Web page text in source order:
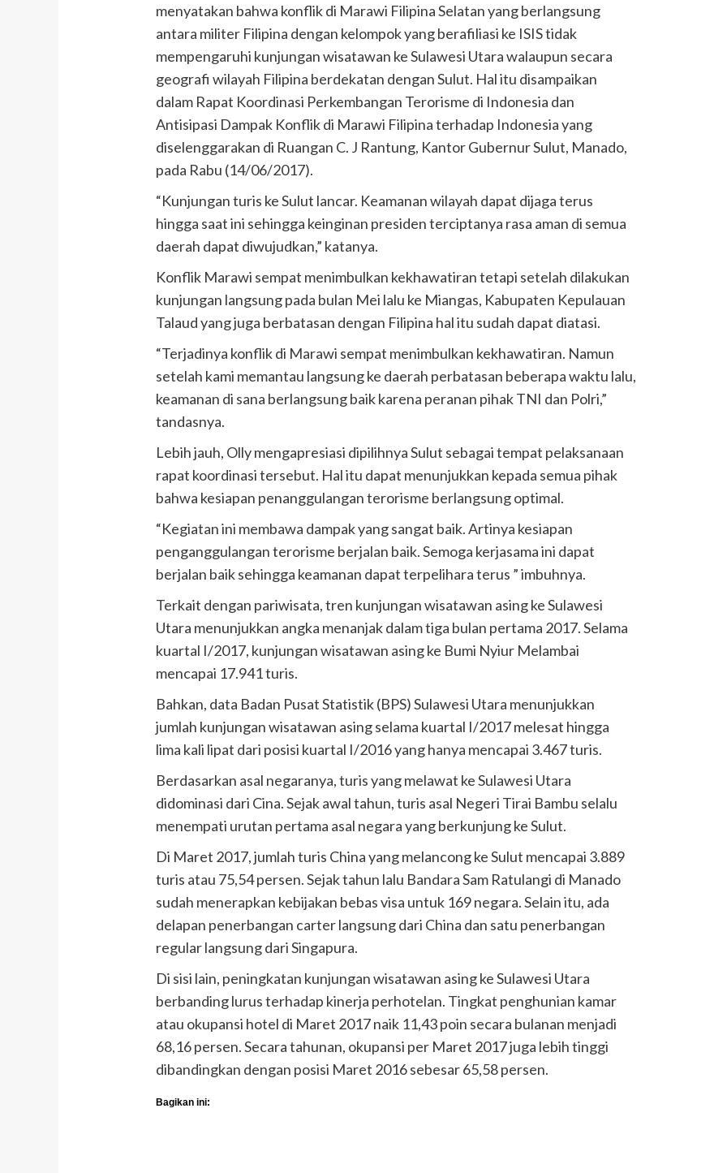
menyatakan bahwa konflik di Marawi Filipina Selatan yang berlangsung
antara militer Filipina dengan kelompok yang berafiliasi ke ISIS tidak
mempengaruhi kunjungan wisatawan ke Sulawesi Utara walaupun secara
geografi wilayah Filipina berdekatan dengan Sulut. Hal itu disampaikan
dalam Rapat Koordinasi Perkembangan Terorisme di Indonesia dan
Antisipasi Dampak Konflik di Marawi Filipina terhadap Indonesia yang
diselenggarakan di Ruangan C. J Rantung, Kantor Gubernur Sulut, Manado,
pada Rabu (14/06/2017).
“Kunjungan turis ke Sulut lancar. Keamanan wilayah dapat dijaga terus
hingga saat ini sehingga keinginan presiden terciptanya rasa aman di semua
daerah dapat diwujudkan,” katanya.
Konflik Marawi sempat menimbulkan kekhawatiran tetapi setelah dilakukan
kunjungan langsung pada bulan Mei lalu ke Miangas, Kabupaten Kepulauan
Talaud yang juga berbatasan dengan Filipina hal itu sudah dapat diatasi.
“Terjadinya konflik di Marawi sempat menimbulkan kekhawatiran. Namun
setelah kami memantau langsung ke daerah perbatasan beberapa waktu lalu,
keamanan di sana berlangsung baik karena peranan pihak TNI dan Polri,”
tandasnya.
Lebih jauh, Olly mengapresiasi dipilihnya Sulut sebagai tempat pelaksanaan
rapat koordinasi tersebut. Hal itu dapat menunjukkan kepada semua pihak
bahwa kesiapan penanggulangan terorisme berlangsung optimal.
“Kegiatan ini membawa dampak yang sangat baik. Artinya kesiapan
penganggulangan terorisme berjalan baik. Semoga kerjasama ini dapat
berjalan baik sehingga keamanan dapat terpelihara terus ” imbuhnya.
Terkait dengan pariwisata, tren kunjungan wisatawan asing ke Sulawesi
Utara menunjukkan angka menanjak dalam tiga bulan pertama 2017. Selama
kuartal I/2017, kunjungan wisatawan asing ke Bumi Nyiur Melambai
mencapai 17.941 turis.
Bahkan, data Badan Pusat Statistik (BPS) Sulawesi Utara menunjukkan
jumlah kunjungan wisatawan asing selama kuartal I/2017 melesat hingga
lima kali lipat dari posisi kuartal I/2016 yang hanya mencapai 3.467 turis.
Berdasarkan asal negaranya, turis yang melawat ke Sulawesi Utara
didominasi dari Cina. Sejak awal tahun, turis asal Negeri Tirai Bambu selalu
menempati urutan pertama asal negara yang berkunjung ke Sulut.
Di Maret 2017, jumlah turis China yang melancong ke Sulut mencapai 3.889
turis atau 75,54 persen. Sejak tahun lalu Bandara Sam Ratulangi di Manado
sudah menerapkan kebijakan bebas visa untuk 169 negara. Selain itu, ada
delapan penerbangan carter langsung dari China dan satu penerbangan
regular langsung dari Singapura.
Di sisi lain, peningkatan kunjungan wisatawan asing ke Sulawesi Utara
berbanding lurus terhadap kinerja perhotelan. Tingkat penghunian kamar
atau okupansi hotel di Maret 2017 naik 11,43 poin secara bulanan menjadi
68,16 persen. Secara tahunan, okupansi per Maret 2017 juga lebih tinggi
dibandingkan dengan posisi Maret 2016 sebesar 65,58 persen.
Bagikan ini: